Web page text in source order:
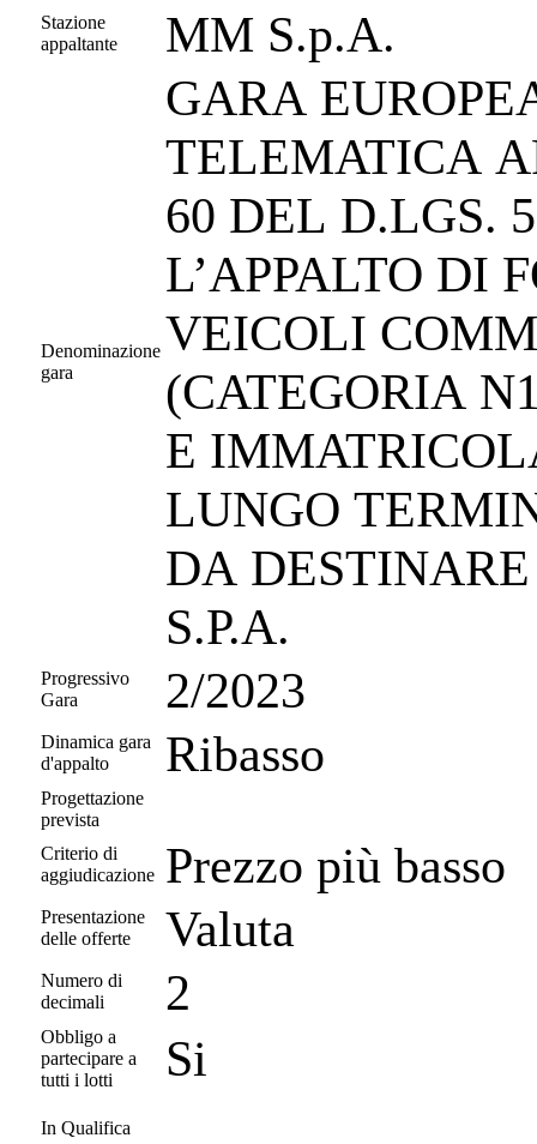
Stazione
appaltante
MM S.p.A.
Denominazione
gara
GARA
TELEMATICA
60 DEL D.LGS. 50/2016 SS.MM.II. PER
L’APPALTO DI
VEICOLI
(CATEGORIA
E
LUNGO TERMINE SENZA CONDUCENTE,
DA
S.P.A.
Progressivo
Gara
2/2023
Dinamica gara
d'appalto
Ribasso
Progettazione
prevista
Criterio di
aggiudicazione Prezzo più basso
Presentazione
delle offerte
Valuta
Numero di
decimali
2
Obbligo a
partecipare a
tutti i lotti
Si
In Qualifica